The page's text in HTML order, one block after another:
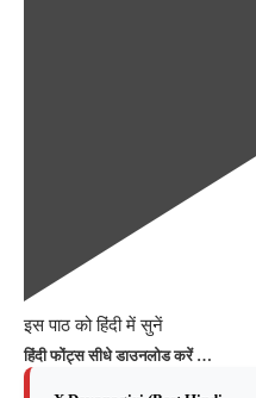
इस पाठ को हिंदी में सुनें
हिंदी फोंट्स सीधे डाउनलोड करें …